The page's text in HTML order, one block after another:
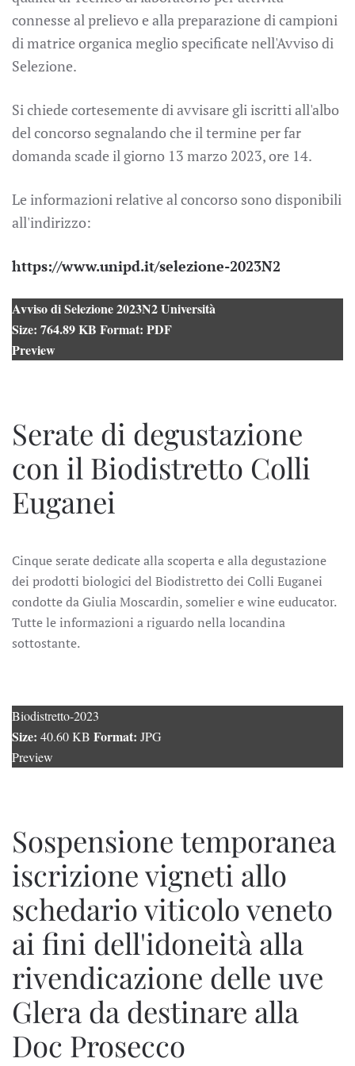
connesse al prelievo e alla preparazione di campioni
di matrice organica meglio specificate nell'Avviso di
Selezione.
Si chiede cortesemente di avvisare gli iscritti all'albo
del concorso segnalando che il termine per far
domanda scade il giorno 13 marzo 2023, ore 14.
Le informazioni relative al concorso sono disponibili
all'indirizzo:
https://www.unipd.it/selezione-2023N2
Avviso di Selezione 2023N2 Università
Size: 764.89 KB Format: PDF
Preview
Serate di degustazione
con il Biodistretto Colli
Euganei
Cinque serate dedicate alla scoperta e alla degustazione
dei prodotti biologici del Biodistretto dei Colli Euganei
condotte da Giulia Moscardin, somelier e wine euducator.
Tutte le informazioni a riguardo nella locandina
sottostante.
Biodistretto-2023
Size: 40.60 KB Format: JPG
Preview
Sospensione temporanea
iscrizione vigneti allo
schedario viticolo veneto
ai fini dell'idoneità alla
rivendicazione delle uve
Glera da destinare alla
Doc Prosecco